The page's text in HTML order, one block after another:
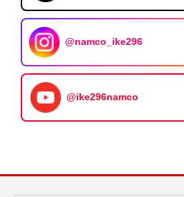
@namco_ike296
@ike296namco